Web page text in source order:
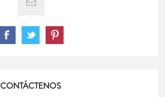
CONTÁCTENOS